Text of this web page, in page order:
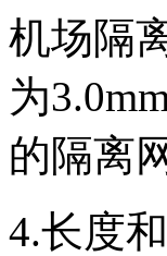
机场隔
为
的隔离
4.长度